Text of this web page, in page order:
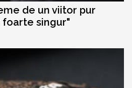
de un viitor pur
singur"